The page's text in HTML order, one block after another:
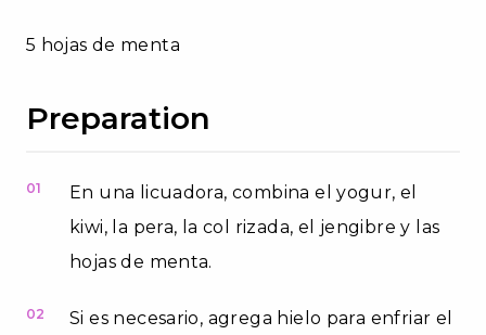
5 hojas de menta
Preparation
01
En una licuadora, combina el yogur, el
kiwi, la pera, la col rizada, el jengibre y las
hojas de menta.
02
Si es necesario, agrega hielo para enfriar el